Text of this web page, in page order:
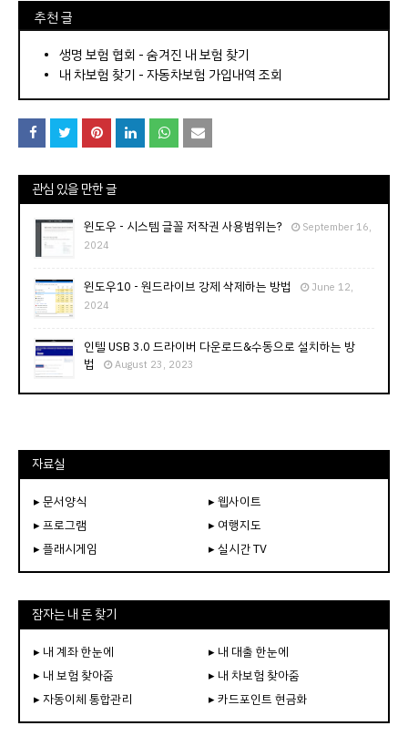
⠀추천 글
⠀­­­­­­­­؜؜؜؜­­­­­­­­؜؜؜؜• 생명 보험 협회 - 숨겨진 내 보험 찾기
내 차보험 찾기 - 자동차보험 가입내역 조회
관심 있을 만한 글
윈도우 - 시스템 글꼴 저작권 사용범위는?
September 16,
2024
윈도우10 - 원드라이브 강제 삭제하는 방법
June 12,
2024
인텔 USB 3.0 드라이버 다운로드&수동으로 설치하는 방
법
August 23, 2023
자료실
▸ 문서양식
▸ 웹사이트
▸ 프로그램
▸ 여행지도
▸ 플래시게임
▸ 실시간 TV
잠자는 내 돈 찾기
▸ 내 계좌 한눈에
▸ 내 대출 한눈에
▸ 내 보험 찾아줌
▸ 내 차보험 찾아줌
▸ 자동이체 통합관리
▸ 카드포인트 현금화